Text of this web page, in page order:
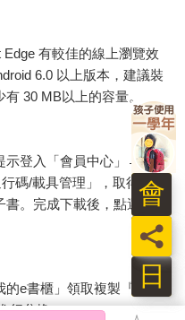
有較佳的線上瀏覽效
6.0 以上版本，建議裝
30 MB以上的容量。
示登入「會員中心」→「我
碼/載具管理」，取得通行
。完成下載後，點選任一
e書櫃」領取複製『兌換
行兌換。
日
員
會